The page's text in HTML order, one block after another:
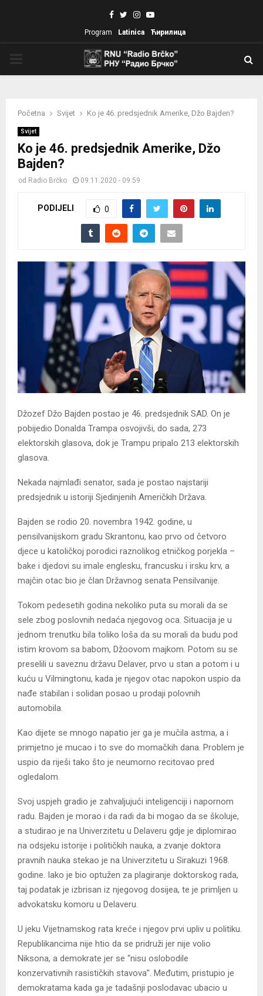
Facebook
TwitterInstagram
Youtube
Program Latinica Ћирилица
Početna Svijet Ko je 46. predsjednik Amerike, Džo Bajden?
Svijet
Ko je 46. predsjednik Amerike, Džo
Bajden?
od Radio Brčko 09.11.2020 - 09:59
PODIJELI 0
Džozef Džo Bajden postao je 46. predsjednik SAD. On je
pobijedio Donalda Trampa osvojivši, do sada, 273
elektorskih glasova, dok je Trampu pripalo 213 elektorskih
glasova.
Nekada najmlađi senator, sada je postao najstariji
predsjednik u istoriji Sjedinjenih Američkih Država.
Bajden se rodio 20. novembra 1942. godine, u
pensilvanijskom gradu Skrantonu, kao prvo od četvoro
djece u katoličkoj porodici raznolikog etničkog porjekla –
bake i djedovi su imale englesku, francusku i irsku krv, a
majčin otac bio je član Državnog senata Pensilvanije.
Tokom pedesetih godina nekoliko puta su morali da se
sele zbog poslovnih nedaća njegovog oca. Situacija je u
jednom trenutku bila toliko loša da su morali da budu pod
istim krovom sa babom, Džoovom majkom. Potom su se
preselili u saveznu državu Delaver, prvo u stan a potom i u
kuću u Vilmingtonu, kada je njegov otac napokon uspio da
nađe stabilan i solidan posao u prodaji polovnih
automobila.
Kao dijete se mnogo napatio jer ga je mučila astma, a i
primjetno je mucao i to sve do momačkih dana. Problem je
uspio da riješi tako što je neumorno recitovao pred
ogledalom.
Svoj uspjeh gradio je zahvaljujući inteligenciji i napornom
radu. Bajden je morao i da radi da bi mogao da se školuje,
a studirao je na Univerzitetu u Delaveru gdje je diplomirao
na odsjeku istorije i političkih nauka, a zvanje doktora
pravnih nauka stekao je na Univerzitetu u Sirakuzi 1968.
godine. Iako je bio optužen za plagiranje doktorskog rada,
taj podatak je izbrisan iz njegovog dosijea, te je primljen u
advokatsku komoru u Delaveru.
U jeku Vijetnamskog rata kreće i njegov prvi upliv u politiku.
Republikancima nije htio da se pridruži jer nije volio
Niksona, a demokrate jer se “nisu oslobodile
konzervativnih rasističkih stavova”. Međutim, pristupio je
demokratama kada ga je tadašnji poslodavac ubacio u